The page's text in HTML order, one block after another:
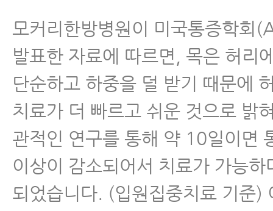
모커리한방병원이 미국통증학회
발표한 자료에 따르면, 목은 허리
단순하고 하중을 덜 받기 때문에
치료가 더 빠르고 쉬운 것으로 밝
관적인 연구를 통해 약 10일이면
이상이 감소되어서 치료가 가능하
되었습니다. (입원집중치료 기준)